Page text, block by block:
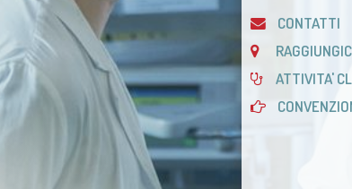
CONTATTI
ATTIVITA'